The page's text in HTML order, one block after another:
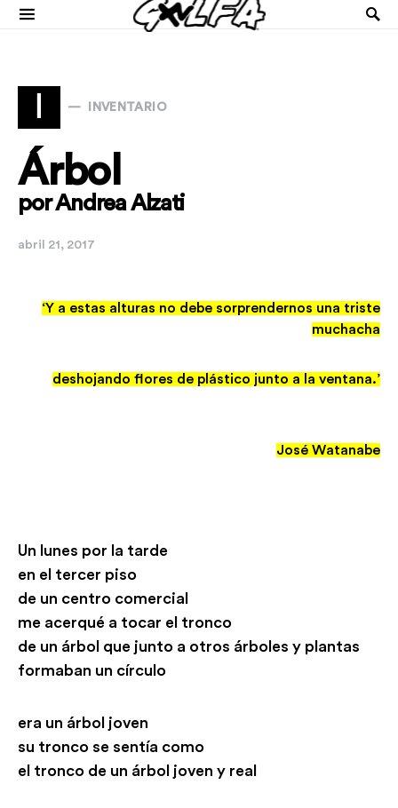
I INVENTARIO
Árbol
por Andrea Alzati
abril 21, 2017
‘Y a estas alturas no debe sorprendernos una triste
muchacha
deshojando flores de plástico junto a la ventana.’
José Watanabe
Un lunes por la tarde
en el tercer piso
de un centro comercial
me acerqué a tocar el tronco
de un árbol que junto a otros árboles y plantas
formaban un círculo
era un árbol joven
su tronco se sentía como
el tronco de un árbol joven y real